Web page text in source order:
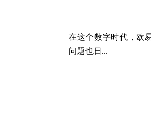
在这个数字时代，欧易平台作为一种新兴的在线交易平台，吸引了无数投资者的目光。然而，随之而来的
问题也日…